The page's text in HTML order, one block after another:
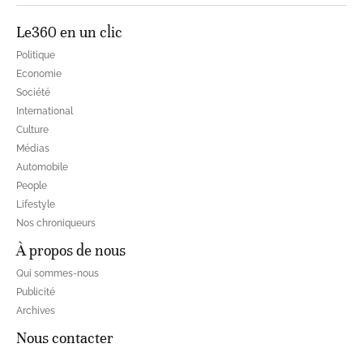
Le360 en un clic
Politique
Economie
Société
International
Culture
Médias
Automobile
People
Lifestyle
Nos chroniqueurs
À propos de nous
Qui sommes-nous
Publicité
Archives
Nous contacter